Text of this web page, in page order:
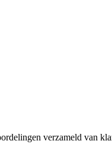
verzameld van